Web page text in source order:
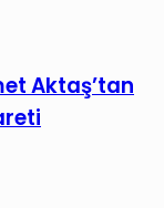
Aktaş’tan